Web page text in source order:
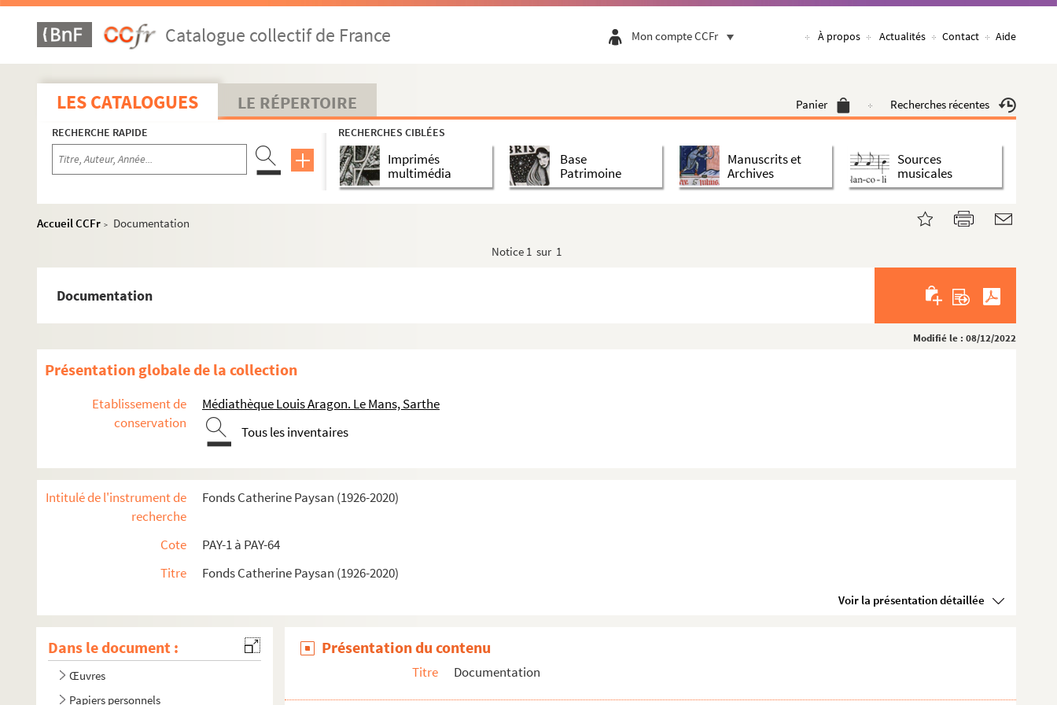
Catalogue collectif de France Mon compte CCFr À propos Actualités Contact Aide
LES CATALOGUES LE RÉPERTOIRE Panier Recherches récentes
RECHERCHE RAPIDE RECHERCHES CIBLÉES
Imprimés
multimédia
Base
Patrimoine
Manuscrits et
Archives
Sources
musicales
Accueil CCFr >
Documentation
Notice 1 sur 1
Documentation
Modifié le : 08/12/2022
Présentation globale de la collection
Etablissement de
conservation
Médiathèque Louis Aragon. Le Mans, Sarthe
Tous les inventaires
Intitulé de l'instrument de
recherche
Fonds Catherine Paysan (1926-2020)
Cote
PAY-1 à PAY-64
Titre
Fonds Catherine Paysan (1926-2020)
Voir la présentation détaillée
Dans le document :
Œuvres
Papiers personnels
Présentation du contenu
Titre Documentation